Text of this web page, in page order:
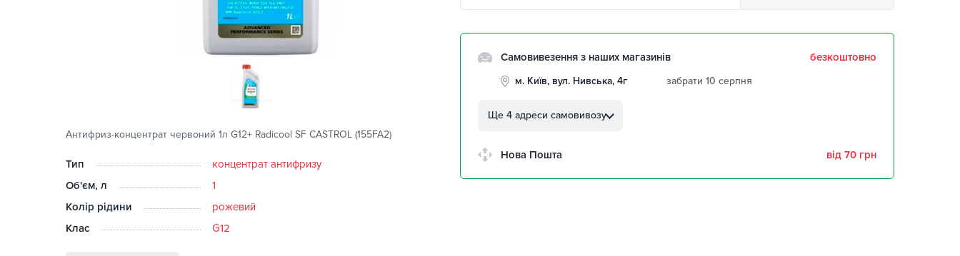
Антифриз-концентрат червоний 1л G12+ Radicool SF CASTROL (155FA2)
Тип
концентрат антифризу
Об'єм, л
1
Колір рідини
рожевий
Клас
G12
Самовивезення з наших магазинів безкоштовно
м. Київ, вул. Нивська, 4г
забрати 10 серпня
Автолюбителів, 8а
26
Ще 4 адреси самовивозу
Нова Пошта від 70 грн